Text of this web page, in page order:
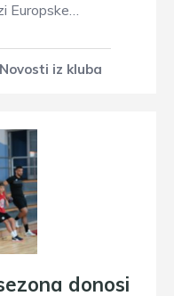
Europske…
Novosti iz kluba
donosi